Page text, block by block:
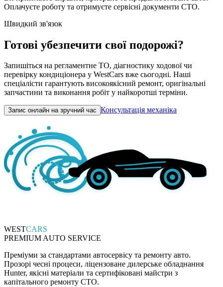
Оплачуєте роботу та отримуєте сервісні документи СТО.
Швидкий зв'язок
Готові убезпечити свої подорожі?
Запишіться на регламентне ТО, діагностику ходової чи
перевірку кондиціонера у WestCars вже сьогодні. Наші
спеціалісти гарантують високоякісний ремонт, оригінальні
запчастини та виконання робіт у найкоротші терміни.
Запис онлайн на зручний час Консультація механіка
WESTCARS
PREMIUM AUTO SERVICE
Преміуми за стандартами автосервісу та ремонту авто.
Прозорі чесні процеси, ліцензоване дилерське обладнання
Hunter, якісні матеріали та сертифіковані майстри з
капітального ремонту СТО.